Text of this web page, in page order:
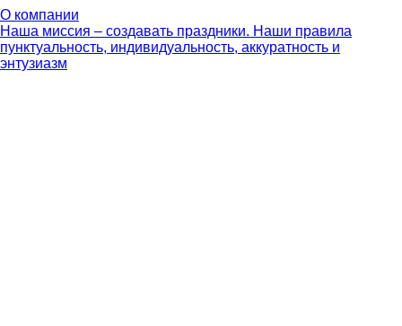
О компании
Наша миссия – создавать праздники. Наши правила
пунктуальность, индивидуальность, аккуратность и
энтузиазм